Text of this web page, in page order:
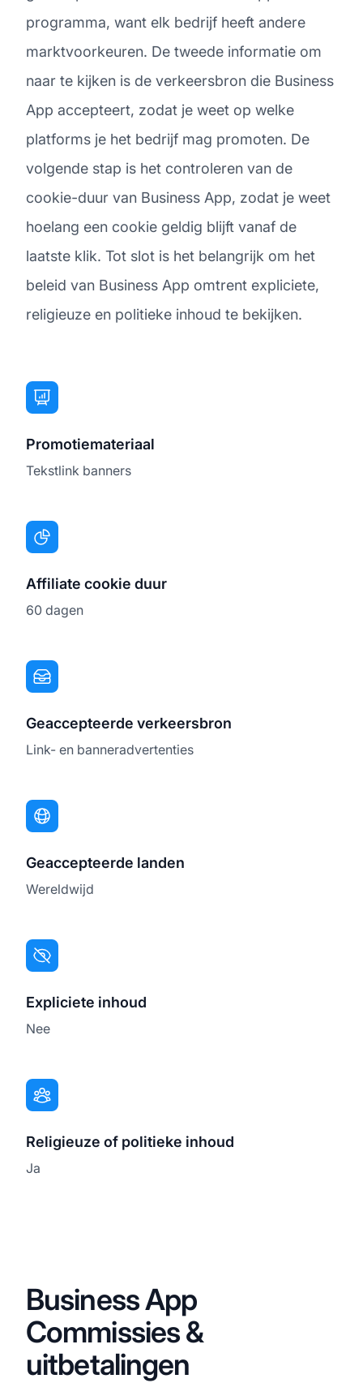
programma, want elk bedrijf heeft andere
marktvoorkeuren. De tweede informatie om
naar te kijken is de verkeersbron die Business
App accepteert, zodat je weet op welke
platforms je het bedrijf mag promoten. De
volgende stap is het controleren van de
cookie-duur van Business App, zodat je weet
hoelang een cookie geldig blijft vanaf de
laatste klik. Tot slot is het belangrijk om het
beleid van Business App omtrent expliciete,
religieuze en politieke inhoud te bekijken.
Promotiemateriaal
Tekstlink banners
Affiliate cookie duur
60 dagen
Geaccepteerde verkeersbron
Link- en banneradvertenties
Geaccepteerde landen
Wereldwijd
Expliciete inhoud
Nee
Religieuze of politieke inhoud
Ja
Business App
Commissies &
uitbetalingen